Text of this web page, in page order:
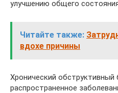
улучшению общего
Читайте также:
вдохе причины
Хронический обструктивный
распространенное